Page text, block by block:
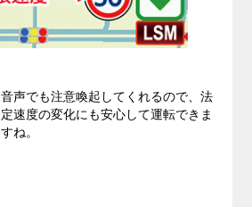
音声でも注意喚起してくれるので、法
定速度の変化にも安心して運転できま
すね。